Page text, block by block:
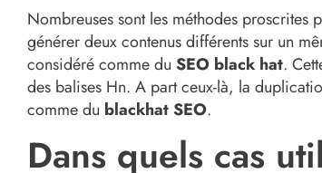
Nombreuses sont les méthodes
générer deux contenus différents sur un
considéré comme du SEO black hat.
des balises Hn. A part ceux-là, la
comme du blackhatSEO.
Dans quels cas